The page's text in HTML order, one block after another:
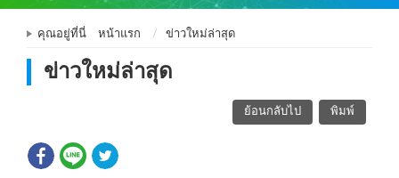
คุณอยู่ที่นี่ หน้าแรก ข่าวใหม่ล่าสุด
ข่าวใหม่ล่าสุด
ย้อนกลับไป พิมพ์